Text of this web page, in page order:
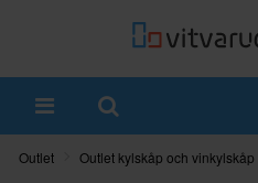
Outlet Outlet kylskåp och vinkylskåp